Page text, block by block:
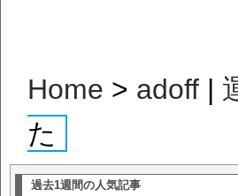
Home > adoff |
た
過去1週間の人気記事